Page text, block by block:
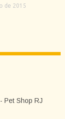
de 2015
Pet Shop RJ